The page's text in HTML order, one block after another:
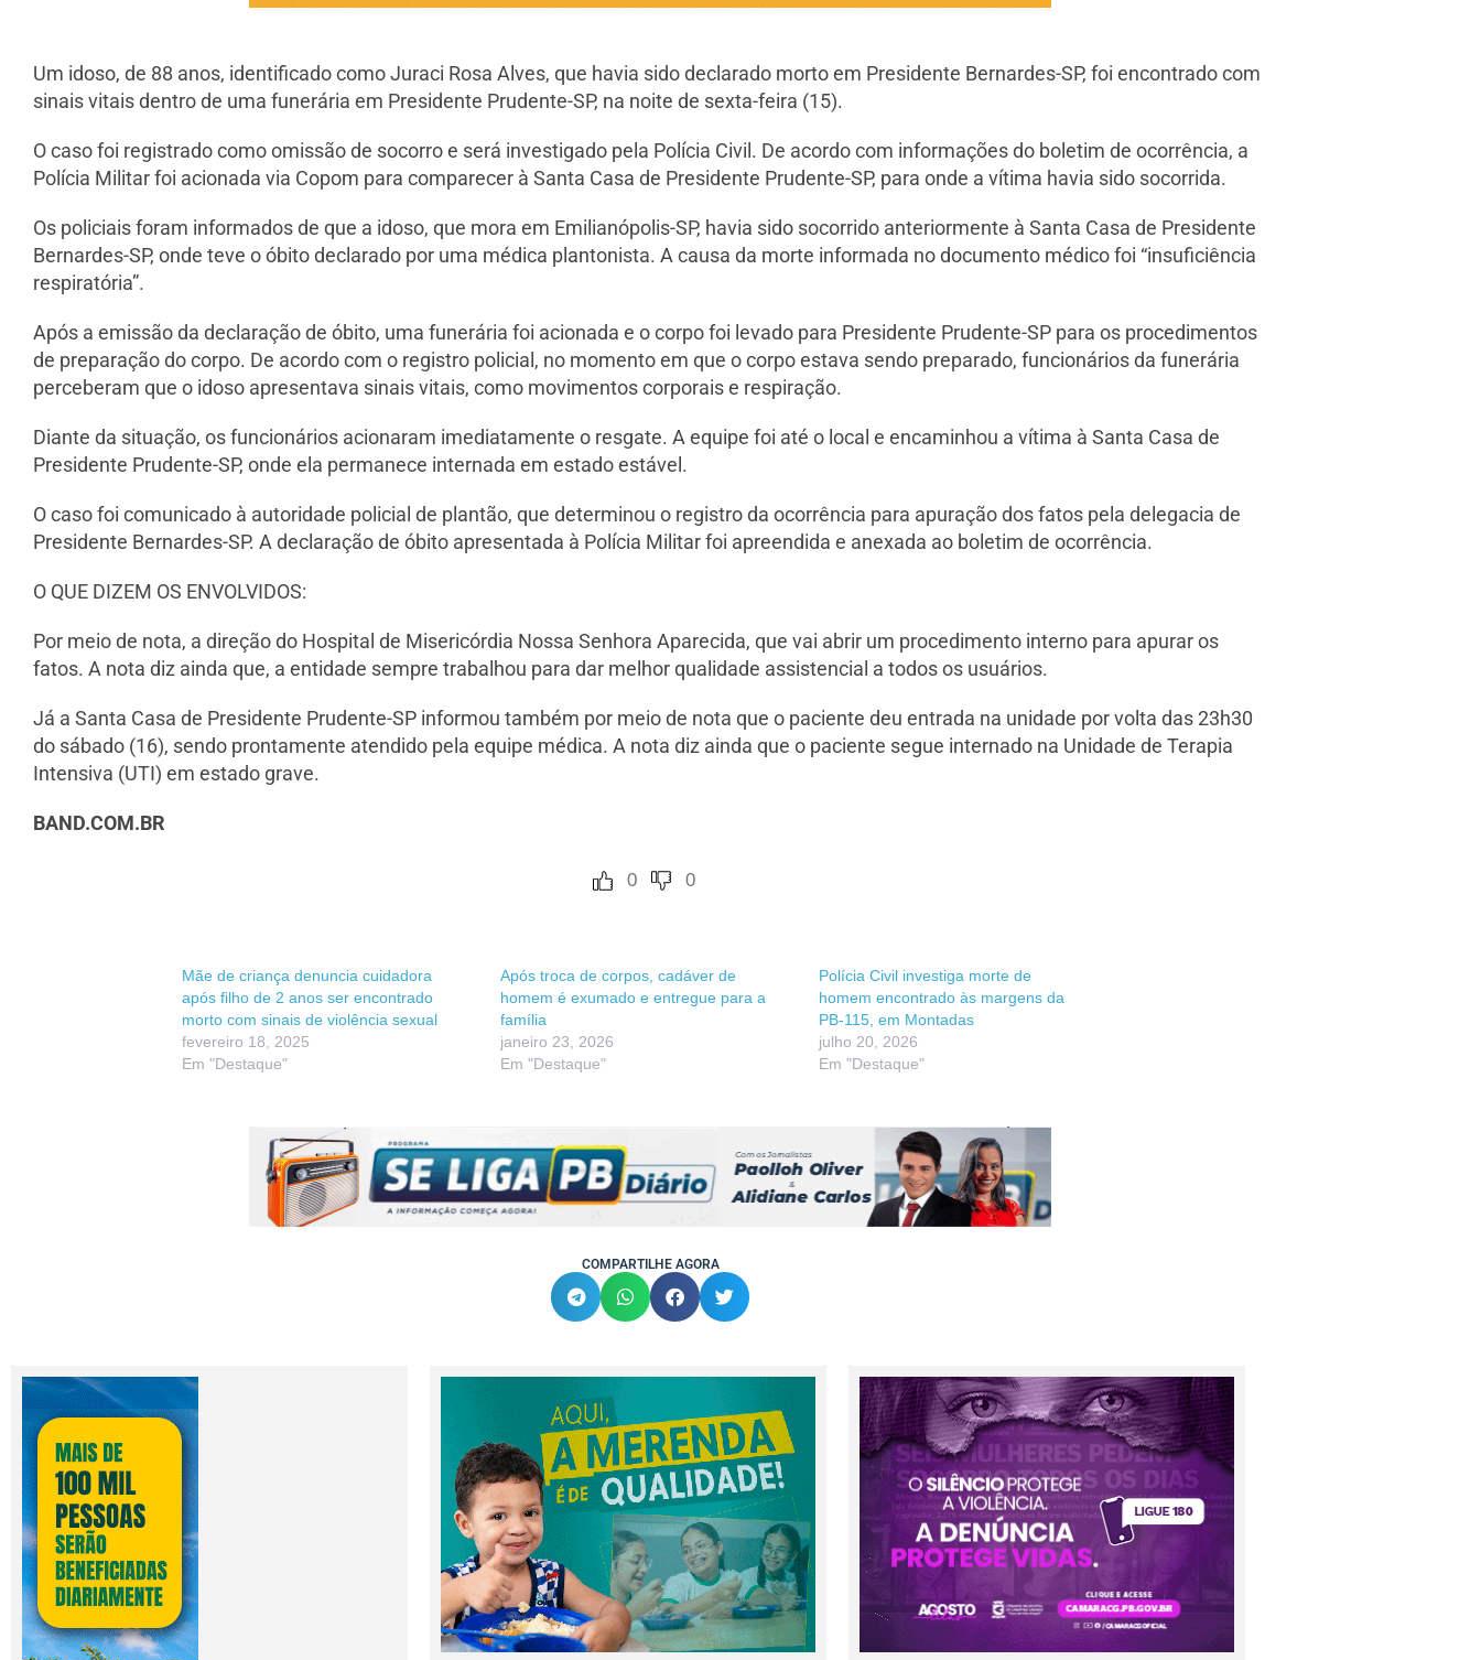
Um idoso, de 88 anos, identificado como Juraci Rosa Alves, que havia sido declarado morto em Presidente Bernardes-SP, foi encontrado com
sinais vitais dentro de uma funerária em Presidente Prudente-SP, na noite de sexta-feira (15).
O caso foi registrado como omissão de socorro e será investigado pela Polícia Civil. De acordo com informações do boletim de ocorrência, a
Polícia Militar foi acionada via Copom para comparecer à Santa Casa de Presidente Prudente-SP, para onde a vítima havia sido socorrida.
Os policiais foram informados de que a idoso, que mora em Emilianópolis-SP, havia sido socorrido anteriormente à Santa Casa de Presidente
Bernardes-SP, onde teve o óbito declarado por uma médica plantonista. A causa da morte informada no documento médico foi “insuficiência
respiratória”.
Após a emissão da declaração de óbito, uma funerária foi acionada e o corpo foi levado para Presidente Prudente-SP para os procedimentos
de preparação do corpo. De acordo com o registro policial, no momento em que o corpo estava sendo preparado, funcionários da funerária
perceberam que o idoso apresentava sinais vitais, como movimentos corporais e respiração.
Diante da situação, os funcionários acionaram imediatamente o resgate. A equipe foi até o local e encaminhou a vítima à Santa Casa de
Presidente Prudente-SP, onde ela permanece internada em estado estável.
O caso foi comunicado à autoridade policial de plantão, que determinou o registro da ocorrência para apuração dos fatos pela delegacia de
Presidente Bernardes-SP. A declaração de óbito apresentada à Polícia Militar foi apreendida e anexada ao boletim de ocorrência.
O QUE DIZEM OS ENVOLVIDOS:
Por meio de nota, a direção do Hospital de Misericórdia Nossa Senhora Aparecida, que vai abrir um procedimento interno para apurar os
fatos. A nota diz ainda que, a entidade sempre trabalhou para dar melhor qualidade assistencial a todos os usuários.
Já a Santa Casa de Presidente Prudente-SP informou também por meio de nota que o paciente deu entrada na unidade por volta das 23h30
do sábado (16), sendo prontamente atendido pela equipe médica. A nota diz ainda que o paciente segue internado na Unidade de Terapia
Intensiva (UTI) em estado grave.
BAND.COM.BR
0 0
Mãe de criança denuncia cuidadora
após filho de 2 anos ser encontrado
morto com sinais de violência sexual
fevereiro 18, 2025
Em "Destaque"
Após troca de corpos, cadáver de
homem é exumado e entregue para a
família
janeiro 23, 2026
Em "Destaque"
Polícia Civil investiga morte de
homem encontrado às margens da
PB-115, em Montadas
julho 20, 2026
Em "Destaque"
COMPARTILHE AGORA